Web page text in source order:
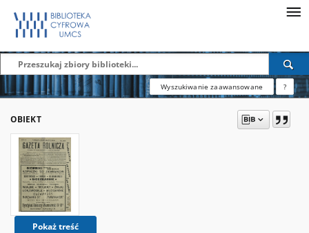
Wyszukiwanie zaawansowane ?
OBIEKT
Pokaż treść